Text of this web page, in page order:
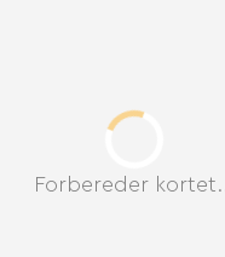
Forbereder kortet...